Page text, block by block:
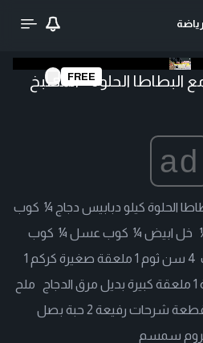
رياضة
FREE
البطاطا الحلوة - المطبخ
ad
الحلوة كيلو دبابيس دجاج ¼ كوب
مذابة ¼ خل ابيض ¼ كوب عسل ¼ كوب
صويا صوص ¼ كوب كاتشب 4 سن ثوم 1 ملعقة صغيرة كركم 1
ملعقة كبيرة شطة مجروشة 1 ملعقة كبيرة بديل مرق الدجاج ملح
وفلفل 2 حبة بطاطا حلوة مقطعة شرحات رفيعة 2 حبة بصل
سمسم